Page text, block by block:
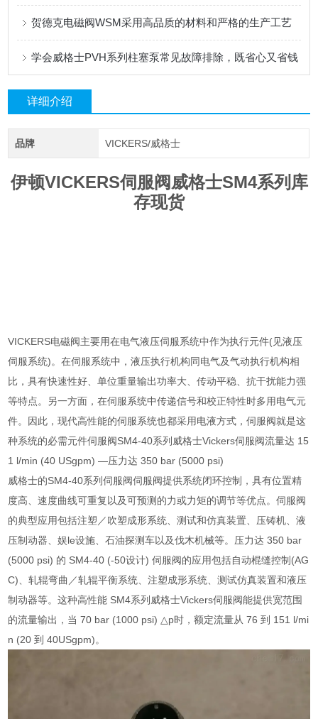
贺德克电磁阀WSM采用高品质的材料和严格的生产工艺
学会威格士PVH系列柱塞泵常见故障排除，既省心又省钱
详细介绍
品牌 VICKERS/威格士
伊顿VICKERS伺服阀威格士SM4系列库
存现货
VICKERS电磁阀主要用在电气液压伺服系统中作为执行元件(见液压
伺服系统)。在伺服系统中，液压执行机构同电气及气动执行机构相
比，具有快速性好、单位重量输出功率大、传动平稳、抗干扰能力强
等特点。另一方面，在伺服系统中传递信号和校正特性时多用电气元
件。因此，现代高性能的伺服系统也都采用电液方式，伺服阀就是这
种系统的必需元件伺服阀SM4-40系列威格士Vickers伺服阀流量达 15
1 l/min (40 USgpm) —压力达 350 bar (5000 psi)
威格士的SM4-40系列伺服阀伺服阀提供系统闭环控制，具有位置精
度高、速度曲线可重复以及可预测的力或力矩的调节等优点。伺服阀
的典型应用包括注塑／吹塑成形系统、测试和仿真装置、压铸机、液
压制动器、娱le设施、石油探测车以及伐木机械等。压力达 350 bar
(5000 psi) 的 SM4-40 (-50设计) 伺服阀的应用包括自动棍缝控制(AG
C)、轧辊弯曲／轧辊平衡系统、注塑成形系统、测试仿真装置和液压
制动器等。这种高性能 SM4系列威格士Vickers伺服阀能提供宽范围
的流量输出，当 70 bar (1000 psi) △p时，额定流量从 76 到 151 l/mi
n (20 到 40USgpm)。